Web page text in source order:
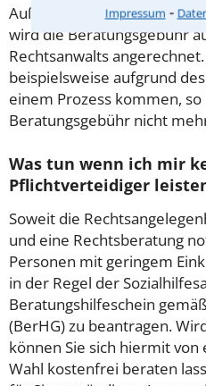
Impressum ⁃
Außerdem gut zu wissen:
wird die Beratungsgebühr
Rechtsanwalts
beispielsweise aufgrund
einem Prozess kommen,
Beratungsgebühr nicht
Was tun wenn ich mir
Pflichtverteidiger
Soweit die
und eine Rechtsberatung
Personen mit geringem
in der Regel der
Beratungshilfeschein
(BerHG) zu beantragen.
können Sie sich hiermit
Wahl kostenfrei beraten